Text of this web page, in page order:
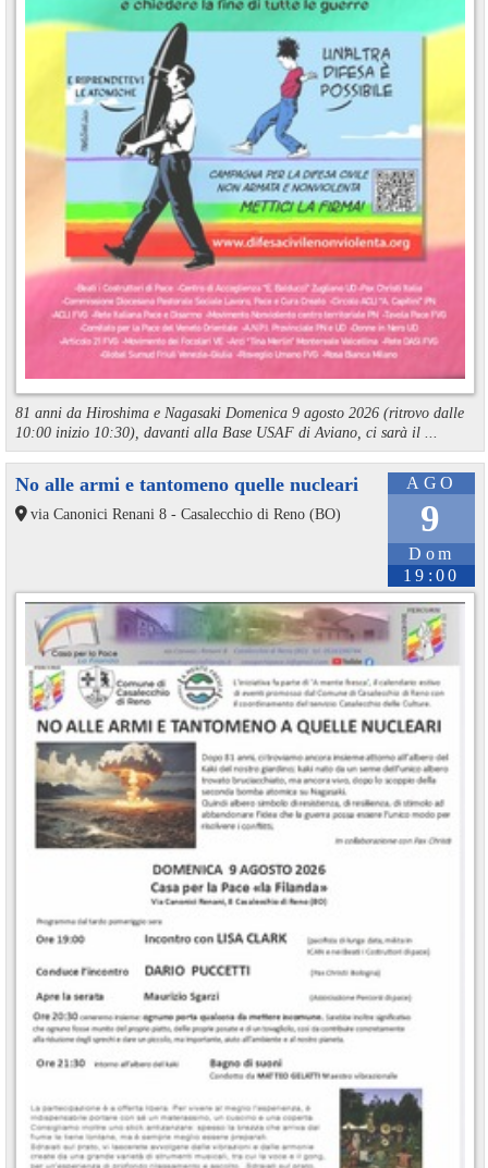
81 anni da Hiroshima e Nagasaki Domenica 9 agosto 2026 (ritrovo dalle
10:00 inizio 10:30), davanti alla Base USAF di Aviano, ci sarà il ...
AGO
9
Dom
19:00
No alle armi e tantomeno quelle nucleari
via Canonici Renani 8 - Casalecchio di Reno (BO)